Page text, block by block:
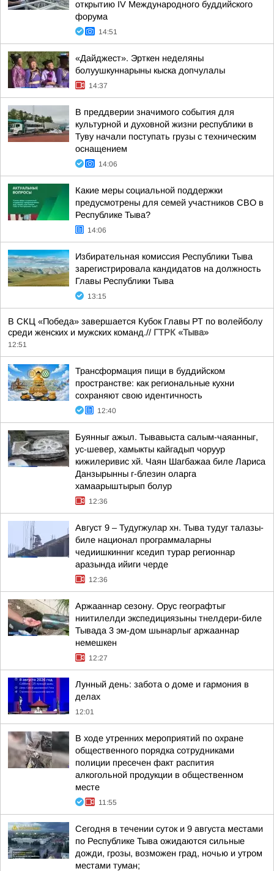
открытию IV Международного буддийского
форума
14:51
«Дайджест». Эрткен неделяны
болуушкуннарыны кыска допчулалы
14:37
В преддверии значимого события для
культурной и духовной жизни республики в
Туву начали поступать грузы с техническим
оснащением
14:06
Какие меры социальной поддержки
предусмотрены для семей участников СВО в
Республике Тыва?
14:06
Избирательная комиссия Республики Тыва
зарегистрировала кандидатов на должность
Главы Республики Тыва
13:15
В СКЦ «Победа» завершается Кубок Главы РТ по волейболу
среди женских и мужских команд.// ГТРК «Тыва»
12:51
Трансформация пищи в буддийском
пространстве: как региональные кухни
сохраняют свою идентичность
12:40
Буянныг ажыл. Тывавыста салым-чаяанныг,
ус-шевер, хамыкты кайгадып чоруур
кижилеривис хй. Чаян Шагбажаа биле Лариса
Данзырынны г-блезин оларга
хамаарыштырып болур
12:36
Август 9 – Тудугжулар хн. Тыва тудуг талазы-
биле национал программаларны
чедиишкинниг кседип турар регионнар
аразында ийиги черде
12:36
Аржааннар сезону. Орус географтыг
ниитилелди экспедициязыны тнелдери-биле
Тывада 3 эм-дом шынарлыг аржааннар
немешкен
12:27
Лунный день: забота о доме и гармония в
делах
12:01
В ходе утренних мероприятий по охране
общественного порядка сотрудниками
полиции пресечен факт распития
алкогольной продукции в общественном
месте
11:55
Сегодня в течении суток и 9 августа местами
по Республике Тыва ожидаются сильные
дожди, грозы, возможен град, ночью и утром
местами туман;